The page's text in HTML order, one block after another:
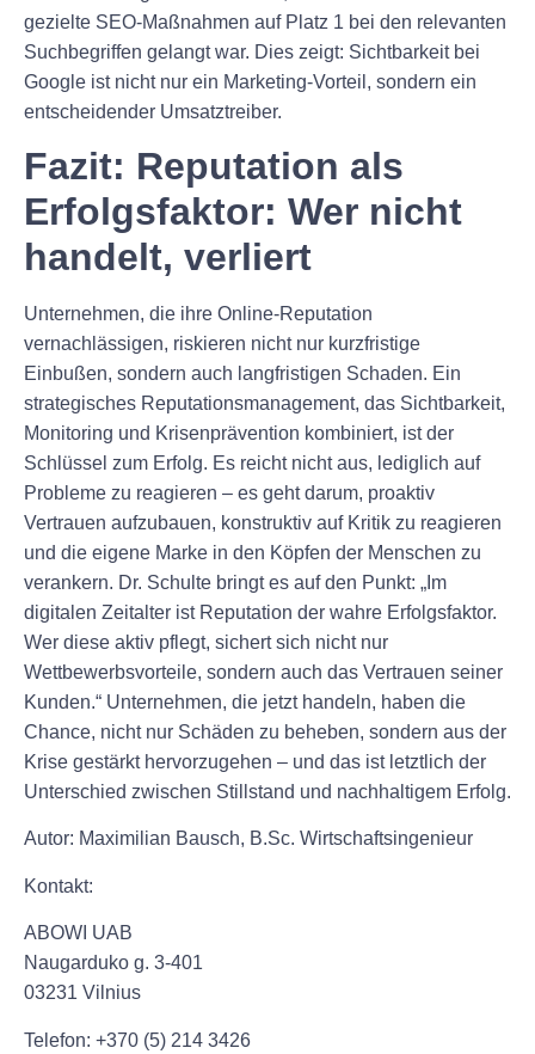
gezielte SEO-Maßnahmen auf Platz 1 bei den relevanten
Suchbegriffen gelangt war. Dies zeigt: Sichtbarkeit bei
Google ist nicht nur ein Marketing-Vorteil, sondern ein
entscheidender Umsatztreiber.
Fazit: Reputation als
Erfolgsfaktor: Wer nicht
handelt, verliert
Unternehmen, die ihre Online-Reputation
vernachlässigen, riskieren nicht nur kurzfristige
Einbußen, sondern auch langfristigen Schaden. Ein
strategisches Reputationsmanagement, das Sichtbarkeit,
Monitoring und Krisenprävention kombiniert, ist der
Schlüssel zum Erfolg. Es reicht nicht aus, lediglich auf
Probleme zu reagieren – es geht darum, proaktiv
Vertrauen aufzubauen, konstruktiv auf Kritik zu reagieren
und die eigene Marke in den Köpfen der Menschen zu
verankern. Dr. Schulte bringt es auf den Punkt: „Im
digitalen Zeitalter ist Reputation der wahre Erfolgsfaktor.
Wer diese aktiv pflegt, sichert sich nicht nur
Wettbewerbsvorteile, sondern auch das Vertrauen seiner
Kunden.“ Unternehmen, die jetzt handeln, haben die
Chance, nicht nur Schäden zu beheben, sondern aus der
Krise gestärkt hervorzugehen – und das ist letztlich der
Unterschied zwischen Stillstand und nachhaltigem Erfolg.
Autor: Maximilian Bausch, B.Sc. Wirtschaftsingenieur
Kontakt:
ABOWI UAB
Naugarduko g. 3-401
03231 Vilnius
Telefon: +370 (5) 214 3426